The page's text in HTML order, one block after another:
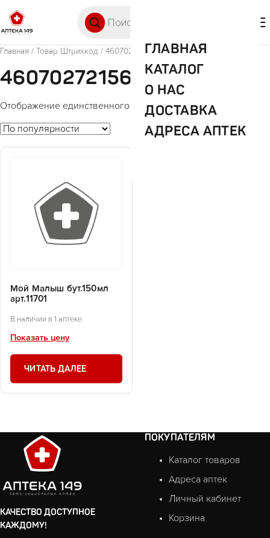
ГЛАВНАЯ
КАТАЛОГ
О НАС
ДОСТАВКА
АДРЕСА АПТЕК
Главная / Товар Штрихкод / 4607027215637
4607027215637
Отображение единственного товара
Мой Малыш бут.150мл
арт.11701
В наличии в 1 аптеке
Показать цену
ЧИТАТЬ ДАЛЕЕ
КАЧЕСТВО ДОСТУПНОЕ
КАЖДОМУ!
ПОКУПАТЕЛЯМ
Каталог товаров
Адреса аптек
Личный кабинет
Корзина